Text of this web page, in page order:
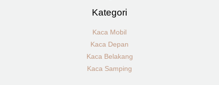
Kategori
Kaca Mobil
Kaca Depan
Kaca Belakang
Kaca Samping